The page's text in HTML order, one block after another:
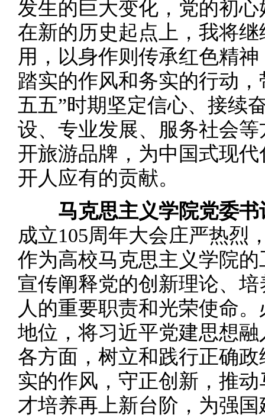
发生的巨大变化，党的初
在新的历史起点上，我将
用，以身作则传承红色精
踏实的作风和务实的行动
五五”时期坚定信心、接续
设、专业发展、服务社会
开旅游品牌，为中国式现
开人应有的贡献。
马克思主义学院党委
成立105周年大会庄严热烈
作为高校马克思主义学院
宣传阐释党的创新理论、
人的重要职责和光荣使命
地位，将习近平党建思想
各方面，树立和践行正确
实的作风，守正创新，推
才培养再上新台阶，为强